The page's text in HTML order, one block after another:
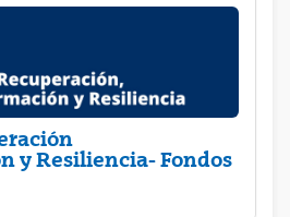
y Resiliencia- Fondos